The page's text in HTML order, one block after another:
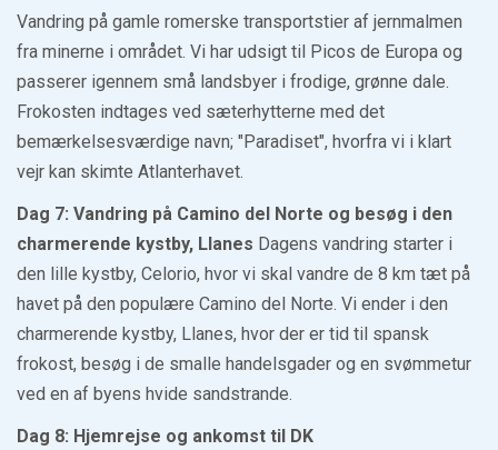
Vandring på gamle romerske transportstier af jernmalmen
fra minerne i området. Vi har udsigt til Picos de Europa og
passerer igennem små landsbyer i frodige, grønne dale.
Frokosten indtages ved sæterhytterne med det
bemærkelsesværdige navn; "Paradiset", hvorfra vi i klart
vejr kan skimte Atlanterhavet.
Dag 7: Vandring på Camino del Norte og besøg i den
charmerende kystby, Llanes Dagens vandring starter i
den lille kystby, Celorio, hvor vi skal vandre de 8 km tæt på
havet på den populære Camino del Norte. Vi ender i den
charmerende kystby, Llanes, hvor der er tid til spansk
frokost, besøg i de smalle handelsgader og en svømmetur
ved en af byens hvide sandstrande.
Dag 8: Hjemrejse og ankomst til DK